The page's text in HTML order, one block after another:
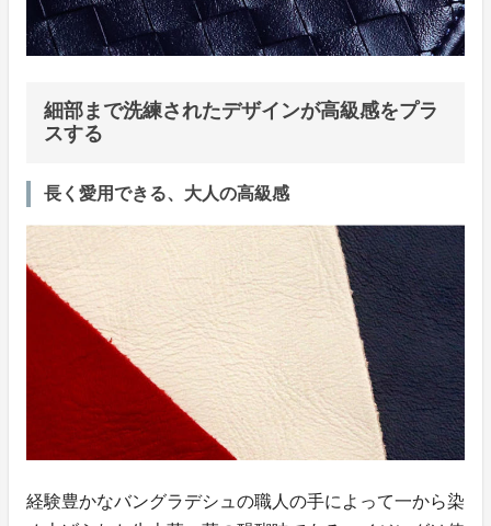
細部まで洗練されたデザインが高級感をプラ
スする
長く愛用できる、大人の高級感
経験豊かなバングラデシュの職人の手によって一から染